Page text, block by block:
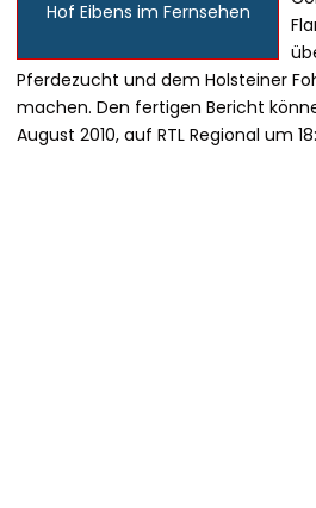
Hof Eibens im Fernsehen
Pferdezucht und dem Holsteiner
machen. Den fertigen Bericht
August 2010, auf RTL Regional um